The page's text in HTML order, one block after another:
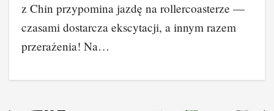
z Chin przypomina jazdę na rollercoasterze —
czasami dostarcza ekscytacji, a innym razem
przerażenia! Na…